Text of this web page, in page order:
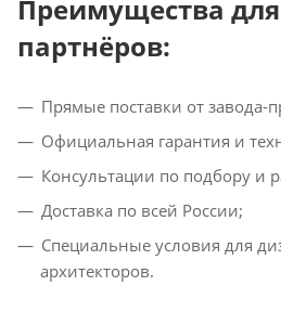
Преимущества
партнёров:
Прямые поставки от завода-
Официальная гарантия и
Консультации по подбору и
Доставка по всей России;
Специальные условия для
архитекторов.